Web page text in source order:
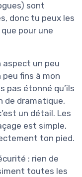
sont
donc tu peux les
pour une
aspect un peu
fins à mon
pas étonné qu’ils
de dramatique,
un détail. Les
est simple,
ton pied.
: rien de
toutes les